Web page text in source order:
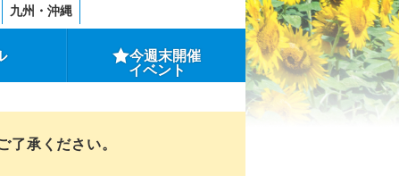
九州・沖縄
今週末開催
イベント
承ください。